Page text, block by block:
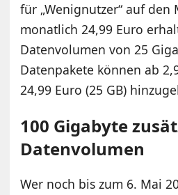
für „Wenignutzer“ auf den
monatlich 24,99 Euro
Datenvolumen von 25
Datenpakete können ab
24,99 Euro (25 GB)
100 Gigabyte
Datenvolumen
Wer noch bis zum 6. Mai